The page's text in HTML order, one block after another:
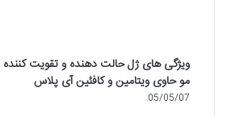
ویژگی های ژل حالت دهنده و تقویت کننده
مو حاوی ویتامین و کافئین آی پلاس
05/05/07